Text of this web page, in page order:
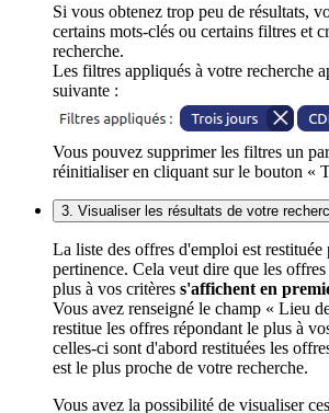
Si vous obtenez trop peu de résultats,
certains mots-clés ou certains filtres et
recherche.
Les filtres appliqués à votre recherche
suivante :
Vous pouvez supprimer les filtres un
réinitialiser en cliquant sur le bouton «
3. Visualiser les résultats de votre
La liste des offres d'emploi est restituée
pertinence. Cela veut dire que les
plus à vos critères s'affichent en
Vous avez renseigné le champ « Lieu
restitue les offres répondant le plus à
celles-ci sont d'abord restituées les
est le plus proche de votre recherche.
Vous avez la possibilité de visualiser